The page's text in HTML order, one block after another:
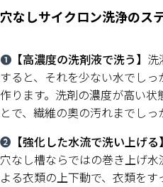
穴なしサイクロン洗浄のス
❶ 【高濃度の洗剤液で洗う】 洗
すると、それを少ない水でし
作ります。洗剤の濃度が高い
とで、繊維の奧の汚れまでしっ
❷ 【強化した水流で洗い上げる】
穴なし槽ならではの巻き上げ
よる衣類の上下動で、衣類をす